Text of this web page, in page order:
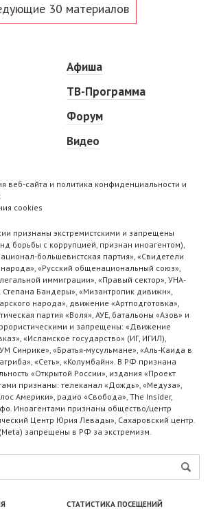
30 материалов
Афиша
ТВ-Программа
Форум
Видео
веб-сайта и политика конфиденциальности и
cookies
признаны экстремистскими и запрещены
борьбы с коррупцией, признан иноагентом),
большевистская партия», «Свидетели
«Русский общенациональный союз»,
иммиграции», «Правый сектор», УНА-
Бандеры», «Мизантропик дивижн»,
народа», движение «Артподготовка»,
партия «Воля», АУЕ, батальоны «Азов» и
и запрещены: «Движение
«Исламское государство» (ИГ, ИГИЛ),
Синрике», «Братья-мусульмане», «Аль-Каида в
«Сеть», «Колумбайн». В РФ признана
«Открытой России», издания «Проект
признаны: телеканал «Дождь», «Медуза»,
Америки», радио «Свобода», The Insider,
Иноагентами признаны общество/центр
Центр Юрия Левады», Сахаровский центр.
запрещены в РФ за экстремизм.
СТАТИСТИКА ПОСЕЩЕНИЙ